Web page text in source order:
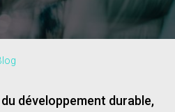
développement durable,